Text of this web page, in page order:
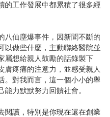
的工作發展中都累積了很多經
八仙塵爆事件，因新聞不斷的
以做些什麼，主動聯絡醫院並
屬想給親人鼓勵的話錄製下
膚疼痛的注意力，並感受親人
。對我而言，這一個小小的舉
力默默努力回饋社會。
閱讀，特別是你現在還在創業